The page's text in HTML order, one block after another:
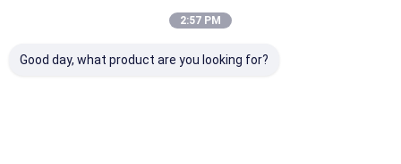
চীন কারখানা.Copyright © 2026 CHANGZHOU UNITED
WIN PACK CO.,LTD. All Rights Reserved.
2:57 PM
Good day, what product are you looking for?